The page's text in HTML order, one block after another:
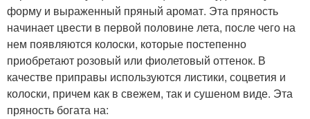
форму и выраженный пряный аромат. Эта пряность
начинает цвести в первой половине лета, после чего на
нем появляются колоски, которые постепенно
приобретают розовый или фиолетовый оттенок. В
качестве приправы используются листики, соцветия и
колоски, причем как в свежем, так и сушеном виде. Эта
пряность богата на: